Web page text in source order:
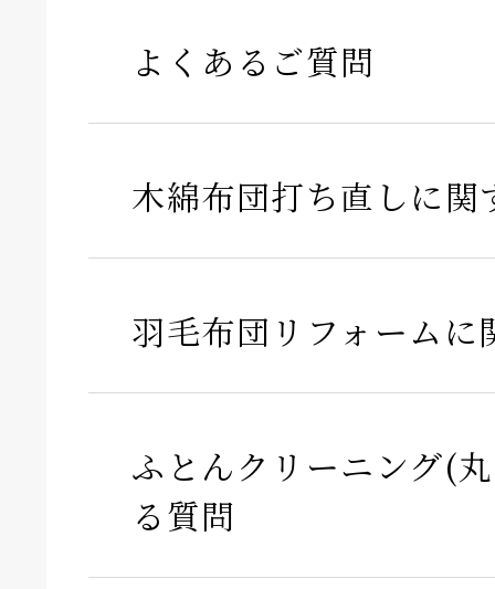
よくあるご質問
木綿布団打ち直しに関
羽毛布団リフォームに
ふとんクリーニング(
る質問